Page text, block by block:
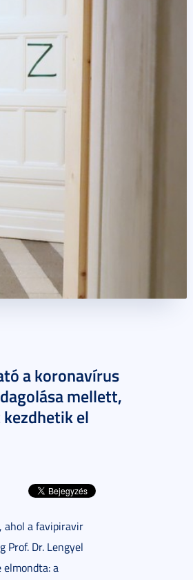
a koronavírus
mellett,
el
ahol a favipiravir
Dr. Lengyel
elmondta: a